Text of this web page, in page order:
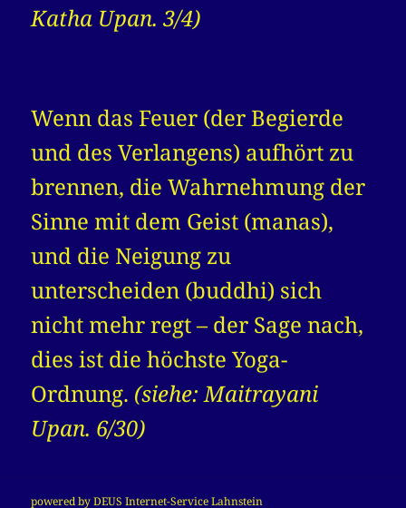
Katha Upan. 3/4)
Wenn das Feuer (der Begierde
und des Verlangens) aufhört zu
brennen, die Wahrnehmung der
Sinne mit dem Geist (manas),
und die Neigung zu
unterscheiden (buddhi) sich
nicht mehr regt – der Sage nach,
dies ist die höchste Yoga-
Ordnung. (siehe: Maitrayani
Upan. 6/30)
powered by DEUS Internet-Service Lahnstein